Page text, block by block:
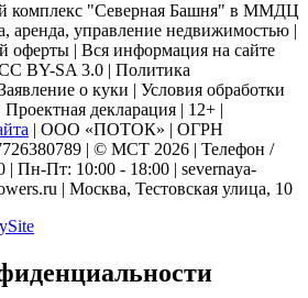
комплекс "Северная Башня" в ММДЦ
аренда, управление недвижимостью |
оферты | Вся информация на сайте
BY-SA 3.0 | Политика
о куки | Условия обработки
декларация | 12+ |
| ООО «ПОТОК» | ОГРН
| © МСТ 2026 | Телефон /
| Пн-Пт: 10:00 - 18:00 | severnaya-
| Москва, Тестовская улица, 10